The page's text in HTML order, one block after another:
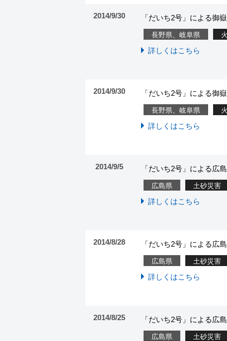
2014/9/30 「だいち2号」による御
長野県、岐阜県
詳しくはこちら
2014/9/30 「だいち2号」による御
長野県、岐阜県
詳しくはこちら
2014/9/5 「だいち2号」による広
広島県 土砂災害
詳しくはこちら
2014/8/28 「だいち2号」による広
広島県 土砂災害
詳しくはこちら
2014/8/25 「だいち2号」による広
広島県 土砂災害